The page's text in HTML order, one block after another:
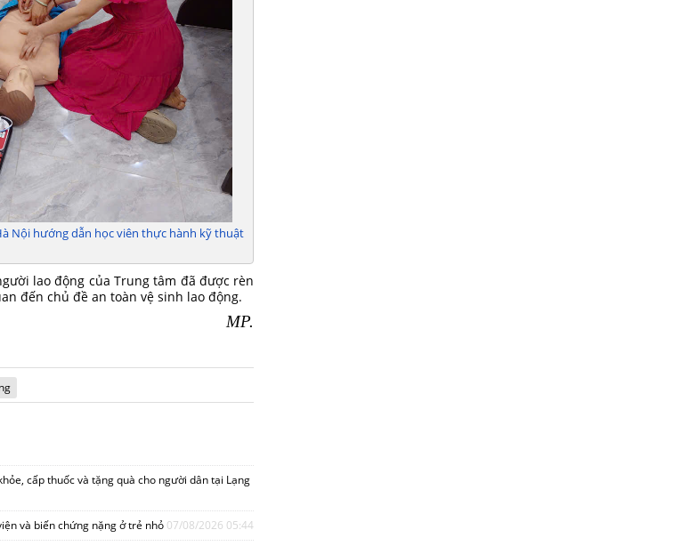
Nội hướng dẫn học viên thực hành kỹ thuật
lao động của Trung tâm đã được rèn
đến chủ đề an toàn vệ sinh lao động.
MP.
cấp thuốc và tặng quà cho người dân tại Lạng
và biến chứng nặng ở trẻ nhỏ 07/08/2026 05:44